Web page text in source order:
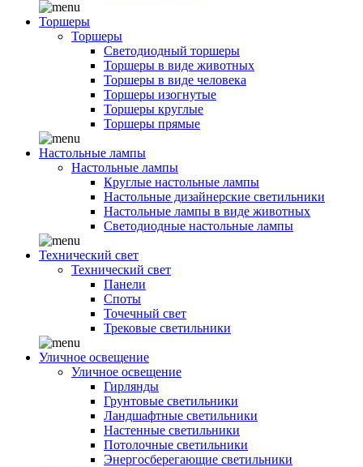
Торшеры
Торшеры
Светодиодный торшеры
Торшеры в виде животных
Торшеры в виде человека
Торшеры изогнутые
Торшеры круглые
Торшеры прямые
Настольные лампы
Настольные лампы
Круглые настольные лампы
Настольные дизайнерские светильники
Настольные лампы в виде животных
Светодиодные настольные лампы
Технический свет
Технический свет
Панели
Споты
Точечный свет
Трековые светильники
Уличное освещение
Уличное освещение
Гирлянды
Грунтовые светильники
Ландшафтные светильники
Настенные светильники
Потолочные светильники
Энергосберегающие светильники